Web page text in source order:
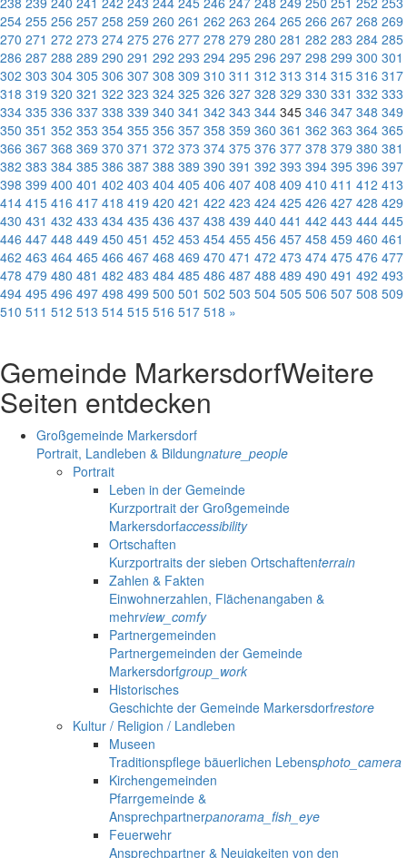
254 255 256 257 258 259 260 261 262 263 264 265 266 267 268 269
270 271 272 273 274 275 276 277 278 279 280 281 282 283 284 285
286 287 288 289 290 291 292 293 294 295 296 297 298 299 300 301
302 303 304 305 306 307 308 309 310 311 312 313 314 315 316 317
318 319 320 321 322 323 324 325 326 327 328 329 330 331 332 333
334 335 336 337 338 339 340 341 342 343 344 345 346 347 348 349
350 351 352 353 354 355 356 357 358 359 360 361 362 363 364 365
366 367 368 369 370 371 372 373 374 375 376 377 378 379 380 381
382 383 384 385 386 387 388 389 390 391 392 393 394 395 396 397
398 399 400 401 402 403 404 405 406 407 408 409 410 411 412 413
414 415 416 417 418 419 420 421 422 423 424 425 426 427 428 429
430 431 432 433 434 435 436 437 438 439 440 441 442 443 444 445
446 447 448 449 450 451 452 453 454 455 456 457 458 459 460 461
462 463 464 465 466 467 468 469 470 471 472 473 474 475 476 477
478 479 480 481 482 483 484 485 486 487 488 489 490 491 492 493
494 495 496 497 498 499 500 501 502 503 504 505 506 507 508 509
510 511 512 513 514 515 516 517 518 »
Gemeinde MarkersdorfWeitere
Seiten entdecken
Großgemeinde Markersdorf
Portrait, Landleben & Bildungnature_people
Portrait
Leben in der Gemeinde
Kurzportrait der Großgemeinde
Markersdorfaccessibility
Ortschaften
Kurzportraits der sieben Ortschaftenterrain
Zahlen & Fakten
Einwohnerzahlen, Flächenangaben &
mehrview_comfy
Partnergemeinden
Partnergemeinden der Gemeinde
Markersdorfgroup_work
Historisches
Geschichte der Gemeinde Markersdorfrestore
Kultur / Religion / Landleben
Museen
Traditionspflege bäuerlichen Lebensphoto_camera
Kirchengemeinden
Pfarrgemeinde &
Ansprechpartnerpanorama_fish_eye
Feuerwehr
Ansprechpartner & Neuigkeiten von den